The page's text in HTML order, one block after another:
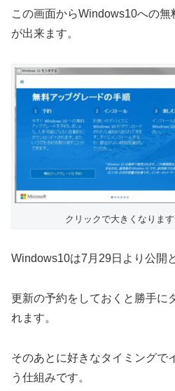
この画面からWindows10への
が出来ます。
クリックで大きくなります
Windows10は7月29日より公開
更新の予約をしておくと勝手に
れます。
そのあとに好きなタイミングで
う仕組みです。